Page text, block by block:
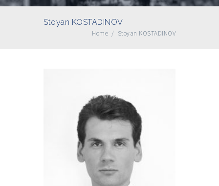
Stoyan KOSTADINOV
Home / Stoyan KOSTADINOV